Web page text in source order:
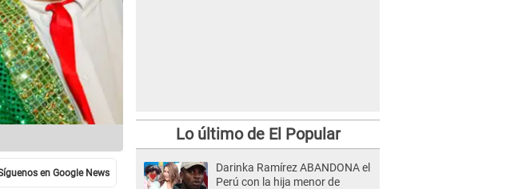
Lo último de El Popular
Darinka Ramírez ABANDONA el
Perú con la hija menor de